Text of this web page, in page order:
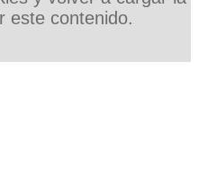
este contenido.